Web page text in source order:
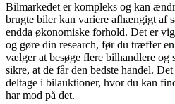
Bilmarkedet er kompleks og kan
brugte biler kan variere afhængigt af
endda økonomiske forhold. Det er
og gøre din research, før du træffer
vælger at besøge flere bilhandlere og
sikre, at de får den bedste handel.
deltage i bilauktioner, hvor du kan
har mod på det.